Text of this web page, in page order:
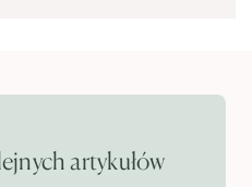
artykułów